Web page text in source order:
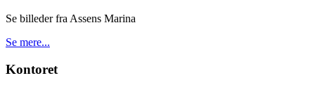
Se billeder fra Assens Marina
Se mere...
Kontoret